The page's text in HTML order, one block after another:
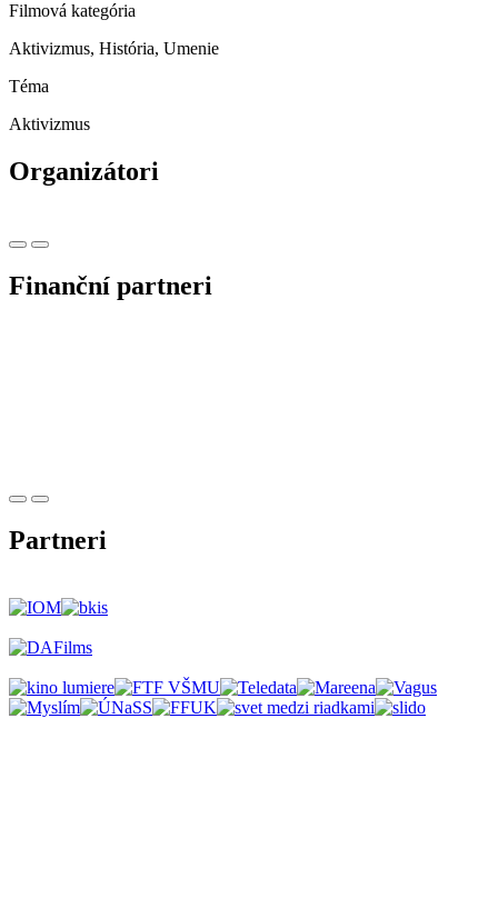
Filmová kategória
Aktivizmus, História, Umenie
Téma
Aktivizmus
Organizátori
Finanční partneri
Partneri